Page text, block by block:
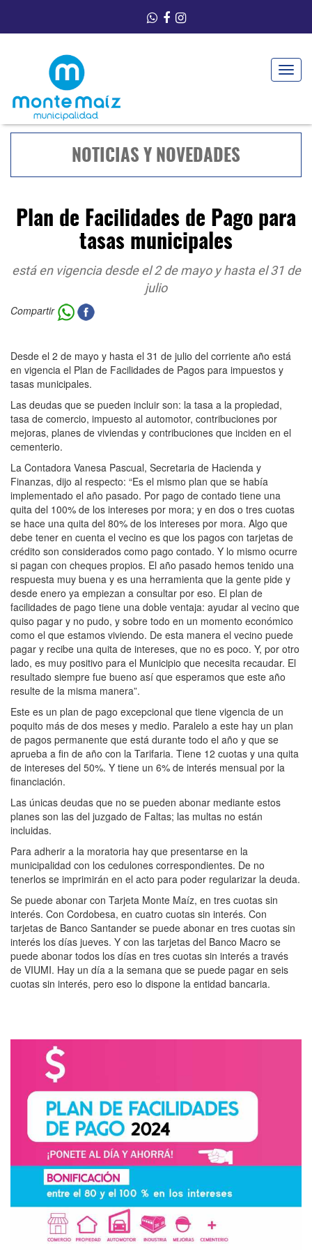
Toggle
NOTICIAS Y NOVEDADES
Plan de Facilidades de Pago para
tasas municipales
está en vigencia desde el 2 de mayo y hasta el 31 de
julio
Compartir
Desde el 2 de mayo y hasta el 31 de julio del corriente año está
en vigencia el Plan de Facilidades de Pagos para impuestos y
tasas municipales.
Las deudas que se pueden incluir son: la tasa a la propiedad,
tasa de comercio, impuesto al automotor, contribuciones por
mejoras, planes de viviendas y contribuciones que inciden en el
cementerio.
La Contadora Vanesa Pascual, Secretaria de Hacienda y
Finanzas, dijo al respecto: “Es el mismo plan que se había
implementado el año pasado. Por pago de contado tiene una
quita del 100% de los intereses por mora; y en dos o tres cuotas
se hace una quita del 80% de los intereses por mora. Algo que
debe tener en cuenta el vecino es que los pagos con tarjetas de
crédito son considerados como pago contado. Y lo mismo ocurre
si pagan con cheques propios. El año pasado hemos tenido una
respuesta muy buena y es una herramienta que la gente pide y
desde enero ya empiezan a consultar por eso. El plan de
facilidades de pago tiene una doble ventaja: ayudar al vecino que
quiso pagar y no pudo, y sobre todo en un momento económico
como el que estamos viviendo. De esta manera el vecino puede
pagar y recibe una quita de intereses, que no es poco. Y, por otro
lado, es muy positivo para el Municipio que necesita recaudar. El
resultado siempre fue bueno así que esperamos que este año
resulte de la misma manera”.
Este es un plan de pago excepcional que tiene vigencia de un
poquito más de dos meses y medio. Paralelo a este hay un plan
de pagos permanente que está durante todo el año y que se
aprueba a fin de año con la Tarifaria. Tiene 12 cuotas y una quita
de intereses del 50%. Y tiene un 6% de interés mensual por la
financiación.
Las únicas deudas que no se pueden abonar mediante estos
planes son las del juzgado de Faltas; las multas no están
incluidas.
Para adherir a la moratoria hay que presentarse en la
municipalidad con los cedulones correspondientes. De no
tenerlos se imprimirán en el acto para poder regularizar la deuda.
Se puede abonar con Tarjeta Monte Maíz, en tres cuotas sin
interés. Con Cordobesa, en cuatro cuotas sin interés. Con
tarjetas de Banco Santander se puede abonar en tres cuotas sin
interés los días jueves. Y con las tarjetas del Banco Macro se
puede abonar todos los días en tres cuotas sin interés a través
de VIUMI. Hay un día a la semana que se puede pagar en seis
cuotas sin interés, pero eso lo dispone la entidad bancaria.